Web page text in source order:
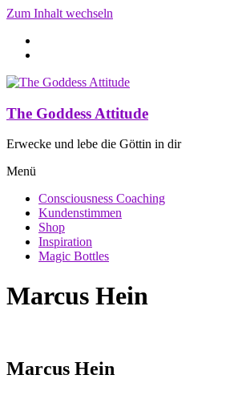
Zum Inhalt wechseln
The Goddess Attitude
Erwecke und lebe die Göttin in dir
Menü
Consciousness Coaching
Kundenstimmen
Shop
Inspiration
Magic Bottles
Marcus Hein
Marcus Hein